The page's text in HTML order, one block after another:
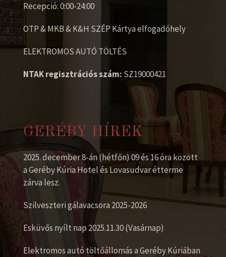
Recepció: 0:00-24:00
OTP & MKB & K&H SZÉP Kártya elfogadóhely
ELEKTROMOS AUTÓ TÖLTÉS
NTAK regisztrációs szám: SZ19000421
GERÉBY HÍREK
2025. december 8-án (hétfőn) 09 és 16 óra között
a Geréby Kúria Hotel és Lovasudvar étterme
zárva lesz.
Szilveszteri gálavacsora 2025-2026
Esküvős nyílt nap 2025.11.30 (Vasárnap)
Elektromos autó töltőállomás a Geréby Kúriában